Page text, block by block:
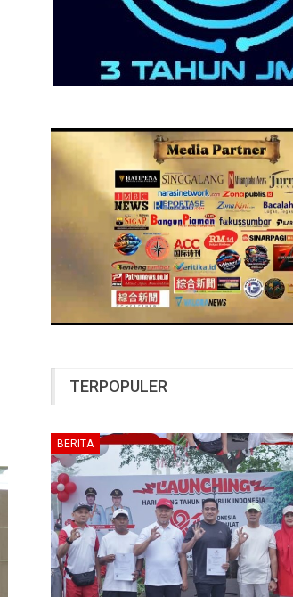
TERPOPULER
BERITA